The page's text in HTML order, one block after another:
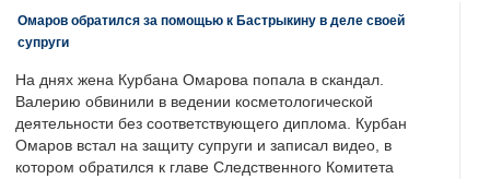
Омаров обратился за помощью к Бастрыкину в деле своей
супруги
На днях жена Курбана Омарова попала в скандал.
Валерию обвинили в ведении косметологической
деятельности без соответствующего диплома. Курбан
Омаров встал на защиту супруги и записал видео, в
котором обратился к главе Следственного Комитета